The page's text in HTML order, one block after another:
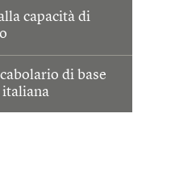
capacità di
di base
italiana